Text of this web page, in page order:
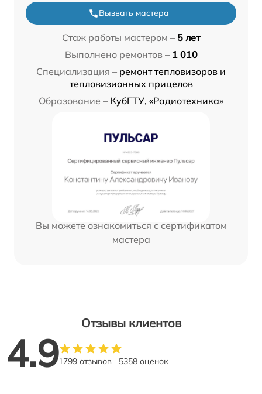
Вызвать мастера
Стаж работы мастером – 5 лет
Выполнено ремонтов – 1 010
Специализация – ремонт тепловизоров и
тепловизионных прицелов
Образование – КубГТУ, «Радиотехника»
Вы можете ознакомиться с сертификатом
мастера
Отзывы клиентов
4.91799 отзывов 5358 оценок